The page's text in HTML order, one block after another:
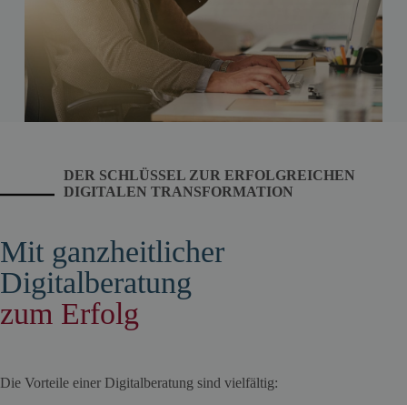
DER SCHLÜSSEL ZUR ERFOLGREICHEN
DIGITALEN TRANSFORMATION
Mit ganzheitlicher
Digitalberatung
zum Erfolg
Die Vorteile einer Digitalberatung sind vielfältig: